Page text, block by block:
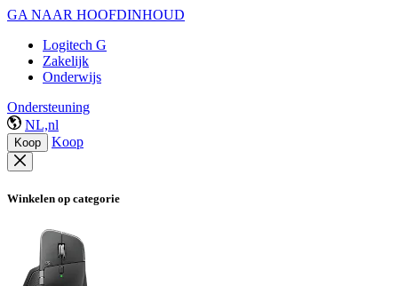
GA NAAR HOOFDINHOUD
Logitech G
Zakelijk
Onderwijs
Ondersteuning
NL,nl
Koop Koop
Winkelen op categorie